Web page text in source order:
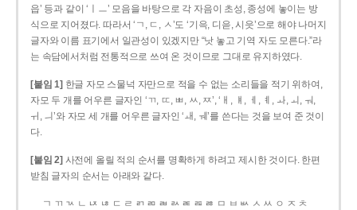
읍’ 등과 같이 ‘ㅣㅡ’ 모음을 바탕으로 각 자음이 초성, 종성에 놓이는 방
식으로 지어졌다. 따라서 ‘ㄱ, ㄷ, ㅅ’도 ‘기윽, 디읃, 시읏’으로 해야 나머지
글자와 이름 표기에서 일관성이 있겠지만 “낫 놓고 기역 자도 모른다.”라
는 속담에서처럼 전통적으로 쓰여 온 것이므로 그대로 유지하였다.
[붙임 1] 한글 자모 스물넉 자만으로 적을 수 없는 소리들을 적기 위하여,
자모 두 개를 어우른 글자인 ‘ㄲ, ㄸ, ㅃ, ㅆ, ㅉ’, ‘ㅐ, ㅒ, ㅔ, ㅖ, ㅘ, ㅚ, ㅝ,
ㅟ, ㅢ’와 자모 세 개를 어우른 글자인 ‘ㅙ, ㅞ’를 쓴다는 것을 보여 준 것이
다.
[붙임 2] 사전에 올릴 적의 순서를 명확하게 하려고 제시한 것이다. 한편
받침 글자의 순서는 아래와 같다.
ㄱ ㄲ ㄳ ㄴ ㄵ ㄶ ㄷ ㄹ ㄺ ㄻ ㄼ ㄽ ㄾ ㄿ ㅀ ㅁ ㅂ ㅄ ㅅ ㅆ ㅇ ㅈ ㅊ